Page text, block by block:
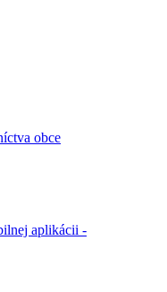
obce
aplikácii -